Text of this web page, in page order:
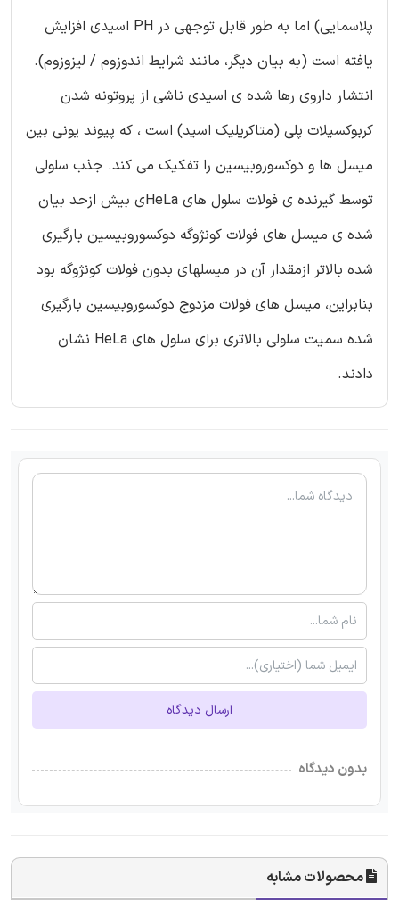
پلاسمایی) اما به طور قابل توجهی در PH اسیدی افزایش
یافته است (به بیان دیگر، مانند شرایط اندوزوم / لیزوزوم).
انتشار داروی رها شده ی اسیدی ناشی از پروتونه شدن
کربوکسیلات پلی (متاکریلیک اسید) است ، که پیوند یونی بین
میسل ها و دوکسوروبیسین را تفکیک می کند. جذب سلولی
توسط گیرنده ی فولات سلول های HeLaی بیش ازحد بیان
شده ی میسل های فولات کونژوگه دوکسوروبیسین بارگیری
شده بالاتر ازمقدار آن در میسلهای بدون فولات کونژوگه بود
بنابراین، میسل های فولات مزدوج دوکسوروبیسین بارگیری
شده سمیت سلولی بالاتری برای سلول های HeLa نشان
دادند.
ارسال دیدگاه
بدون دیدگاه
محصولات مشابه